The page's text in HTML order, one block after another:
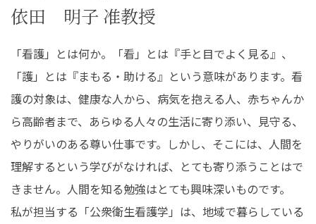
依田 明子 准教授
「看護」とは何か。「看」とは『手と目でよく見る』、
「護」とは『まもる・助ける』という意味があります。看
護の対象は、健康な人から、病気を抱える人、赤ちゃんか
ら高齢者まで、あらゆる人々の生活に寄り添い、見守る、
やりがいのある尊い仕事です。しかし、そこには、人間を
理解するという学びがなければ、とても寄り添うことはで
きません。人間を知る勉強はとても興味深いものです。
私が担当する「公衆衛生看護学」は、地域で暮らしている